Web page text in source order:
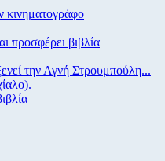
προσφέρει βιβλία
την Αγνή Στρουμπούλη...